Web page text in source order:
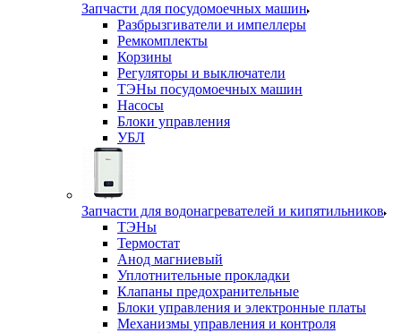
Запчасти для посудомоечных машин
Разбрызгиватели и импеллеры
Ремкомплекты
Корзины
Регуляторы и выключатели
ТЭНы посудомоечных машин
Насосы
Блоки управления
УБЛ
Запчасти для водонагревателей и кипятильников
ТЭНы
Термостат
Анод магниевый
Уплотнительные прокладки
Клапаны предохранительные
Блоки управления и электронные платы
Механизмы управления и контроля